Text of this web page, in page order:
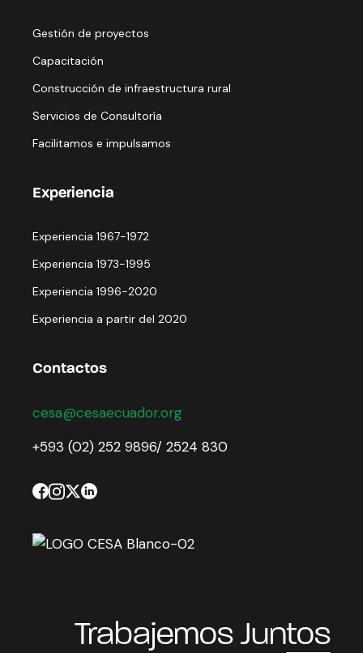
Gestión de proyectos
Capacitación
Construcción de infraestructura rural
Servicios de Consultoría
Facilitamos e impulsamos
Experiencia
Experiencia 1967-1972
Experiencia 1973-1995
Experiencia 1996-2020
Experiencia a partir del 2020
Contactos
cesa@cesaecuador.org
+593 (02) 252 9896/ 2524 830
Trabajemos Juntos